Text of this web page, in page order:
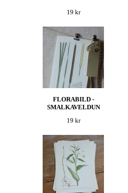
19 kr
FLORABILD -
SMALKAVELDUN
19 kr